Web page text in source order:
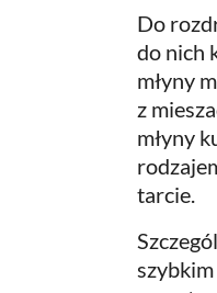
Do
do nich
młyny
z
młyny
tarcie.